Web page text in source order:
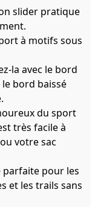
slider pratique
à motifs sous
la avec le bord
bord baissé
du sport
très facile à
votre sac
parfaite pour les
et les trails sans